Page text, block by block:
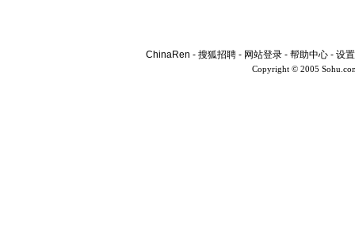
ChinaRen - 搜狐招聘 - 网站登录 - 帮助中心 - 设
Copyright © 2005